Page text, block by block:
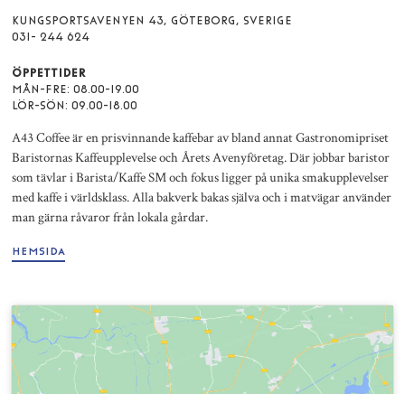
KUNGSPORTSAVENYEN 43, GÖTEBORG, SVERIGE
031- 244 624
ÖPPETTIDER
MÅN-FRE: 08.00-19.00
LÖR-SÖN: 09.00-18.00
A43 Coffee är en prisvinnande kaffebar av bland annat Gastronomipriset
Baristornas Kaffeupplevelse och Årets Avenyföretag. Där jobbar baristor
som tävlar i Barista/Kaffe SM och fokus ligger på unika smakupplevelser
med kaffe i världsklass. Alla bakverk bakas själva och i matvägar använder
man gärna råvaror från lokala gårdar.
HEMSIDA